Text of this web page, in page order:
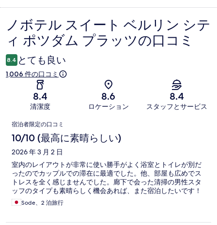
口
コ
ミ
ノボテル スイート ベルリン シテ
ィ ポツダム プラッツの口コミ
8.4 とても良い
1,006 件の口コミ
8.4
清潔度
8.6
ロケーション
8.4
スタッフとサービス
口
コ
ミ
宿泊者限定の口コミ
10/10 (最高に素晴らしい)
2026 年 3 月 2 日
室内のレイアウトが非常に使い勝手がよく浴室とトイレが別だ
ったのでカップルでの滞在に最適でした。他、部屋も広めでス
トレスを全く感じませんでした。廊下で会った清掃の男性スタ
ッフのタイプも素晴らしく機会あれば、また宿泊したいです！
Sode、2 泊旅行